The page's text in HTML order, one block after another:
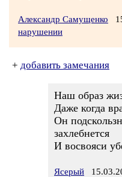
Александр Самущенко
нарушении
+ добавить замечания
Наш образ
Даже когда
Он
захлебнется
И восвояси
Ясерый